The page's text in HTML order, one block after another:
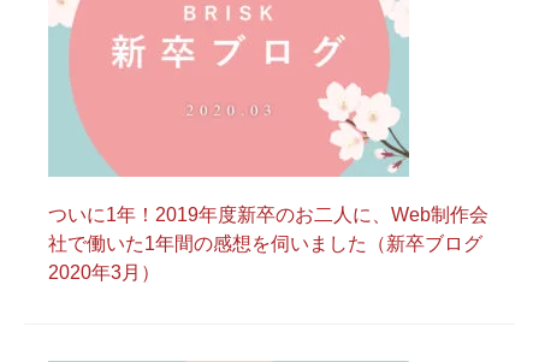
ついに1年！2019年度新卒のお二人に、Web制作会
社で働いた1年間の感想を伺いました（新卒ブログ
2020年3月）